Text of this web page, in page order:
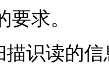
要求。
描识读的